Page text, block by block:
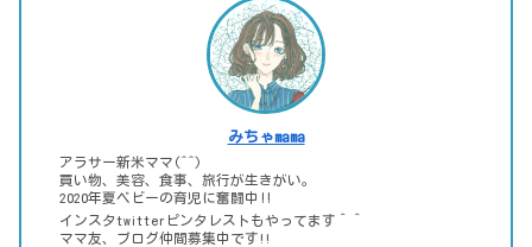
みちゃmama
アラサー新米ママ(^^)
買い物、美容、食事、旅行が生きがい。
2020年夏ベビーの育児に奮闘中‼
インスタtwitterピンタレストもやってます＾＾
ママ友、ブログ仲間募集中です!!